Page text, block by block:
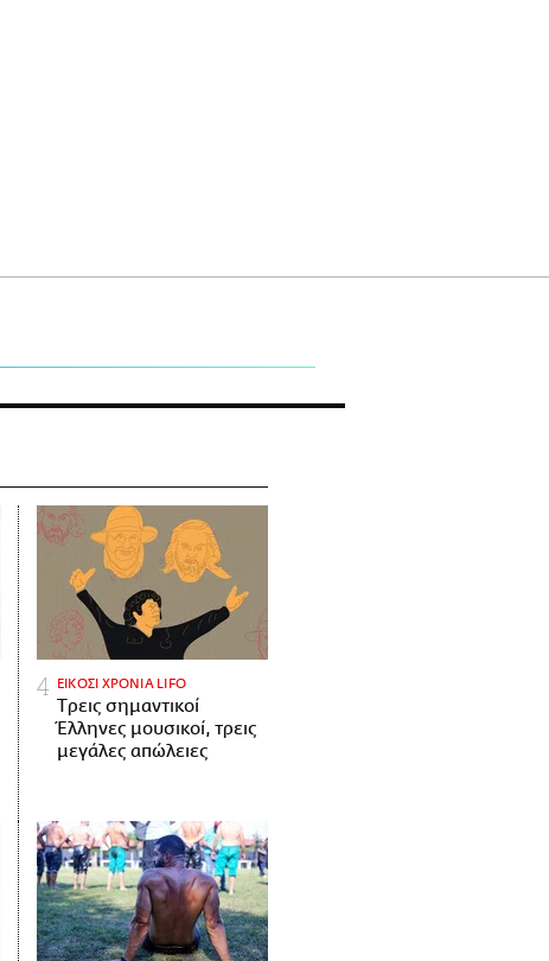
ΕΙΚΟΣΙ ΧΡΟΝΙΑ LIFO
Tρεις σημαντικοί
Έλληνες μουσικοί, τρεις
μεγάλες απώλειες